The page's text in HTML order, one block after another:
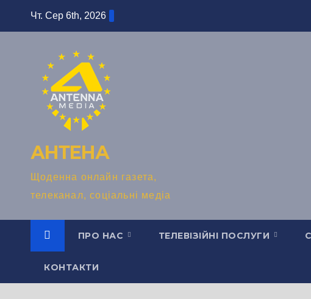
Чт. Сер 6th, 2026
АНТЕНА
Щоденна онлайн газета,
телеканал, соціальні медіа
ПРО НАС ТЕЛЕВІЗІЙНІ ПОСЛУГИ
КОНТАКТИ